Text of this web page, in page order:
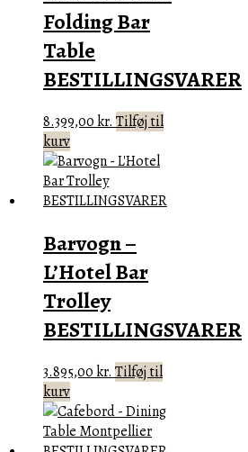
Folding Bar
Table
BESTILLINGSVARER
8.399,00kr. Tilføj til
kurv
Barvogn –
L’Hotel Bar
Trolley
BESTILLINGSVARER
3.895,00kr. Tilføj til
kurv